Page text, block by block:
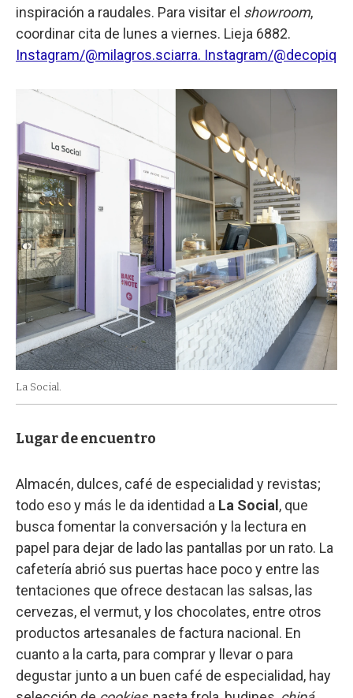
inspiración a raudales. Para visitar el showroom,
coordinar cita de lunes a viernes. Lieja 6882.
Instagram/@milagros.sciarra. Instagram/@decopiq
La Social.
Lugar de encuentro
Almacén, dulces, café de especialidad y revistas;
todo eso y más le da identidad a La Social , que
busca fomentar la conversación y la lectura en
papel para dejar de lado las pantallas por un rato. La
cafetería abrió sus puertas hace poco y entre las
tentaciones que ofrece destacan las salsas, las
cervezas, el vermut, y los chocolates, entre otros
productos artesanales de factura nacional. En
cuanto a la carta, para comprar y llevar o para
degustar junto a un buen café de especialidad, hay